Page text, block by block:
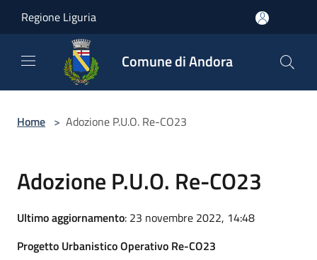
Regione Liguria
Comune di Andora
Home > Adozione P.U.O. Re-CO23
Adozione P.U.O. Re-CO23
Ultimo aggiornamento: 23 novembre 2022, 14:48
Progetto Urbanistico Operativo Re-CO23